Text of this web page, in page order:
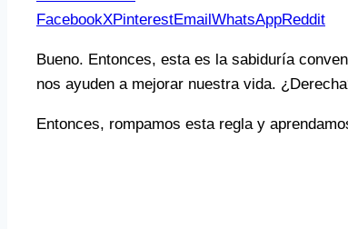
FacebookXPinterestEmailWhatsAppReddit
Bueno. Entonces, esta es la sabiduría
nos ayuden a mejorar nuestra vida.
Entonces, rompamos esta regla y